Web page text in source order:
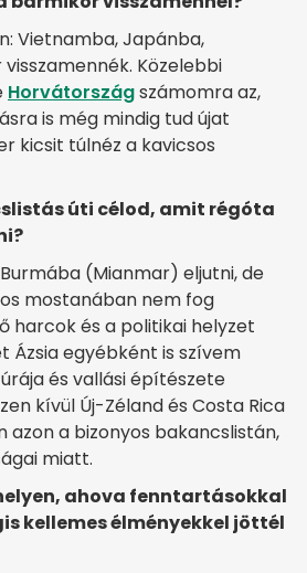
Vietnamba, Japánba,
Közelebbi
Horvátországszámomra az,
is még mindig tud újat
kicsit túlnéz a kavicsos
úti célod, amit régóta
(Mianmar) eljutni, de
mostanában nem fog
harcok és a politikai helyzet
Ázsia egyébként is szívem
és vallási építészete
kívül Új-Zéland és Costa Rica
azon a bizonyos bakancslistán,
miatt.
ahova fenntartásokkal
kellemes élményekkel jöttél